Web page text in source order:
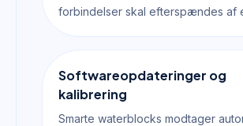
forbindelser skal efterspændes af
Softwareopdateringer og
kalibrering
Smarte waterblocks modtager